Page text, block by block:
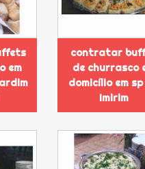
em
contratar
de churrasco
domicílio em sp
Imirim